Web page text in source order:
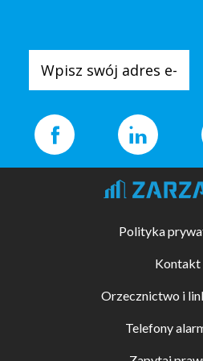
Polityka
Kontakt
Orzecznictwo i
Telefony